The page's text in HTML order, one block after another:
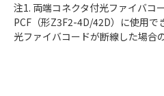
注1. 両端コネクタ付光ファイバコ
PCF（形Z3F2-4D/42D）に使用で
光ファイバコードが断線した場合